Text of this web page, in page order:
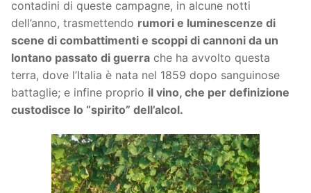
contadini di queste campagne, in alcune notti
dell’anno, trasmettendo rumori e luminescenze di
scene di combattimenti e scoppi di cannoni da un
lontano passato di guerra che ha avvolto questa
terra, dove l’Italia è nata nel 1859 dopo sanguinose
battaglie; e infine proprio il vino, che per definizione
custodisce lo “spirito” dell’alcol.